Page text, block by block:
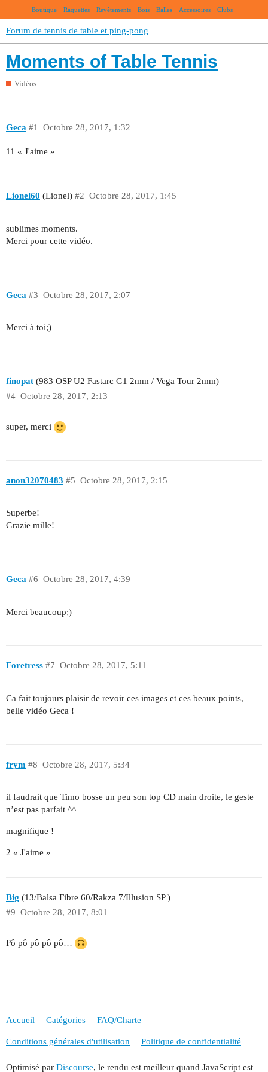
Boutique Raquettes Revêtements Bois Balles Accessoires Clubs
Forum de tennis de table et ping-pong
Moments of Table Tennis
Vidéos
Geca Octobre 28, 2017, 1:32
#1
11 « J'aime »
Lionel60 (Lionel) Octobre 28, 2017, 1:45
#2
sublimes moments.
Merci pour cette vidéo.
Geca Octobre 28, 2017, 2:07
#3
Merci à toi;)
finopat (983 OSP U2 Fastarc G1 2mm / Vega Tour 2mm)
Octobre 28, 2017, 2:13
#4
super, merci
anon32070483 Octobre 28, 2017, 2:15
#5
Superbe!
Grazie mille!
Geca Octobre 28, 2017, 4:39
#6
Merci beaucoup;)
Foretress Octobre 28, 2017, 5:11
#7
Ca fait toujours plaisir de revoir ces images et ces beaux points,
belle vidéo Geca !
frym Octobre 28, 2017, 5:34
#8
il faudrait que Timo bosse un peu son top CD main droite, le geste
n’est pas parfait ^^
magnifique !
2 « J'aime »
Big (13/Balsa Fibre 60/Rakza 7/Illusion SP )
Octobre 28, 2017, 8:01
#9
Pô pô pô pô pô…
Accueil Catégories FAQ/Charte
Conditions générales d'utilisation Politique de confidentialité
Optimisé par Discourse, le rendu est meilleur quand JavaScript est